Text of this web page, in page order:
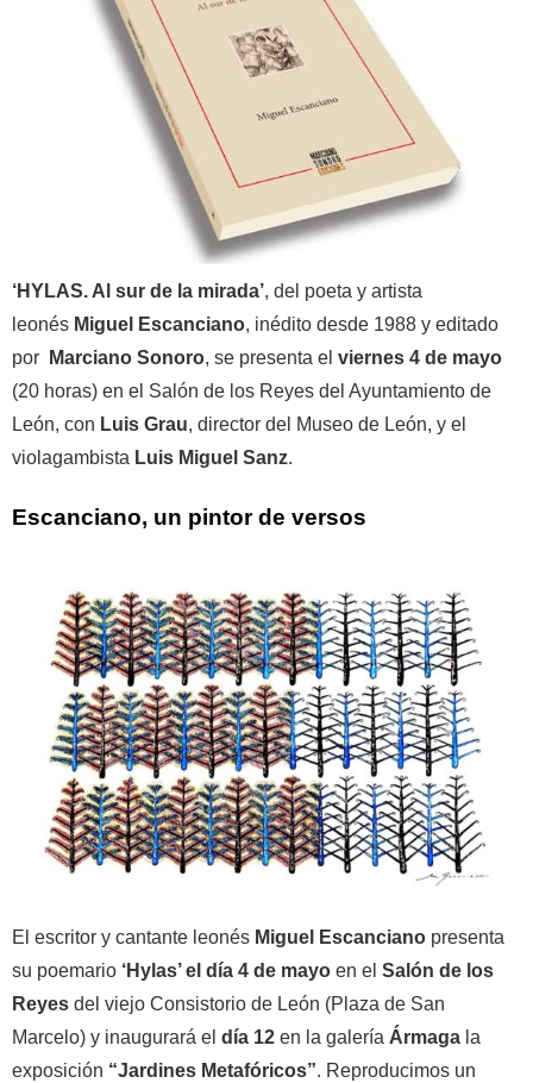
‘HYLAS. Al sur de la mirada’, del poeta y artista
leonés Miguel Escanciano, inédito desde 1988 y editado
por
Marciano Sonoro, se presenta el viernes 4 de mayo
(20 horas) en el Salón de los Reyes del Ayuntamiento de
León, con Luis Grau, director del Museo de León, y el
violagambista Luis Miguel Sanz.
Escanciano, un pintor de versos
El escritor y cantante leonés Miguel Escanciano presenta
su poemario ‘Hylas’ el día 4 de mayo en el Salón de los
Reyes del viejo Consistorio de León (Plaza de San
Marcelo) y inaugurará el día 12 en la galería Ármaga la
exposición “Jardines Metafóricos”. Reproducimos un